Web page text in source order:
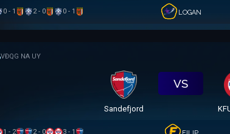
0 - 1 2 - 0 0 - 1 LOGAN
VĐQG NA UY
Sandefjord
VS
1 - 2 2 - 0 3 - 1